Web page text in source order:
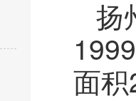
扬
面